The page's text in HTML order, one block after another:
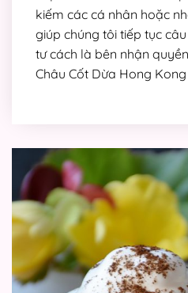
kiếm các cá nhân hoặc
giúp chúng tôi tiếp tục
tư cách là bên nhận
Châu Cốt Dừa Hong Kong